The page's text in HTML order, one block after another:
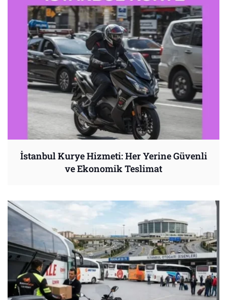
İstanbul Kurye Hizmeti: Her Yerine Güvenli
ve Ekonomik Teslimat